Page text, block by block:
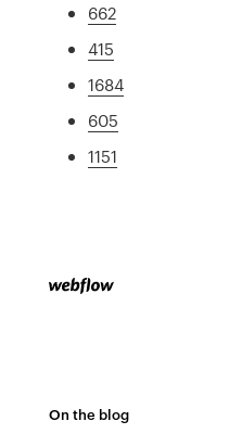
662
415
1684
605
1151
On the blog